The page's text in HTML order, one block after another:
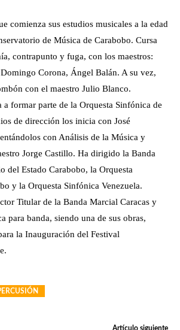
comienza sus estudios musicales a la edad
de Música de Carabobo. Cursa
contrapunto y fuga, con los maestros:
Corona, Ángel Balán. A su vez,
con el maestro Julio Blanco.
a formar parte de la Orquesta Sinfónica de
de dirección los inicia con José
con Análisis de la Música y
Jorge Castillo. Ha dirigido la Banda
del Estado Carabobo, la Orquesta
y la Orquesta Sinfónica Venezuela.
Titular de la Banda Marcial Caracas y
para banda, siendo una de sus obras,
la Inauguración del Festival
Artículo siguiente